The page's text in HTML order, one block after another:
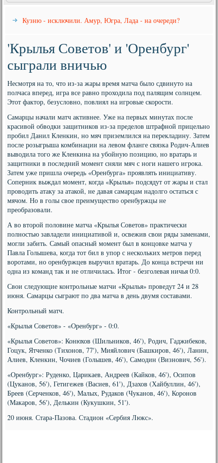
Кузню - исключили. Амур, Югра, Лада - на очереди?
'Крылья Советов' и 'Оренбург'
сыграли вничью
Несмотря на то, что из-за жары время матча было сдвинуто на
полчаса вперед, игра все равно проходила под палящим солнцем.
Этот фактор, безусловно, повлиял на игровые скорости.
Самарцы начали матч активнее. Уже на первых минутах после
красивой обводки защитников из-за пределов штрафной прицельно
пробил Данил Кленкин, но мяч приземлился на перекладину. Затем
после розыгрыша комбинации на левом фланге связка Родич-Алиев
выводила того же Кленкина на убойную позицию, но вратарь и
защитники в последний момент сняли мяч с ноги нашего игрока.
Затем уже пришла очередь «Оренбурга» проявлять инициативу.
Соперник выждал момент, когда «Крылья» подсядут от жары и стал
проводить атаку за атакой, не давая самарцам надолго остаться с
мячом. Но в голы свое преимущество оренбуржцы не
преобразовали.
А во второй половине матча «Крылья Советов» практически
полностью завладели инициативой и, освежив свои ряды заменами,
могли забить. Самый опасный момент был в концовке матча у
Павла Голышева, когда тот бил в упор с нескольких метров перед
воротами, но оренбуржцев выручил вратарь. До конца встречи ни
одна из команд так и не отличилась. Итог - безголевая ничья 0:0.
Свои следующие контрольные матчи «Крылья» проведут 24 и 28
июня. Самарцы сыграют по два матча в день двумя составами.
Контрольный матч.
«Крылья Советов» - «Оренбург» - 0:0.
«Крылья Советов»: Конюхов (Шильников, 46'), Родич, Гаджибеков,
Гоцук, Ятченко (Тихонов, 77'), Мияйлович (Башкиров, 46'), Ланин,
Алиев, Кленкин, Чочиев (Голышев, 46'), Самодин (Визнович, 56').
«Оренбург»: Руденко, Царикаев, Андреев (Кайков, 46'), Осипов
(Цуканов, 56'), Гетигежев (Васиев, 61'), Дзахов (Хайбуллин, 46'),
Бреев (Серченков, 46'), Малых, Рудаков (Чуканов, 46'), Коронов
(Макаров, 56'), Делькин (Кукушкин, 51').
20 июня. Стара-Пазова. Стадион «Сербия Люкс».